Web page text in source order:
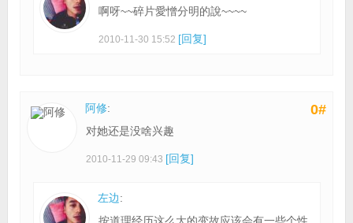
啊呀~~碎片愛憎分明的說~~~~
2010-11-30 15:52 [回复]
0#
阿修:
对她还是没啥兴趣
2010-11-29 09:43 [回复]
左边: